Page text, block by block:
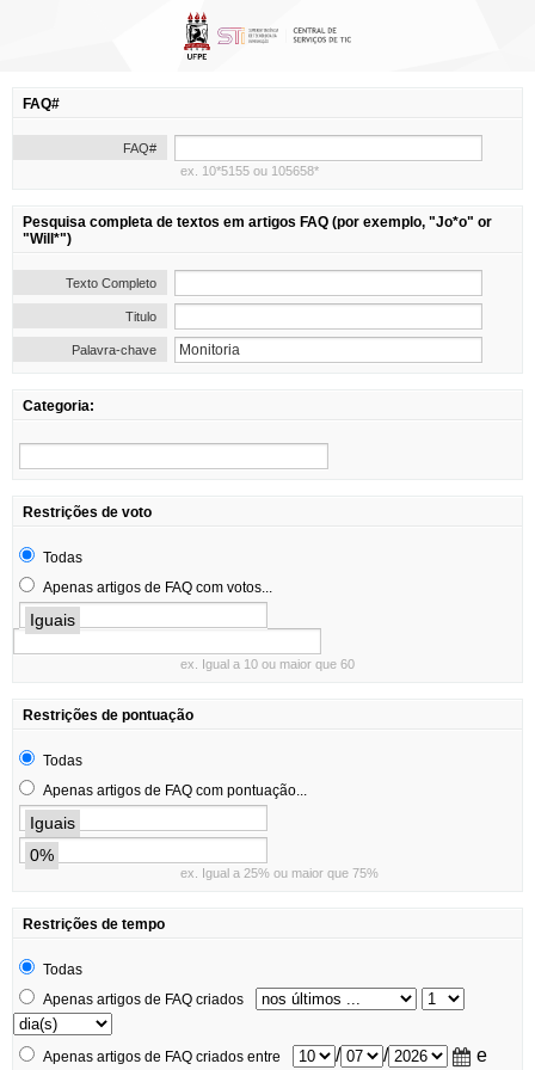
FAQ#
FAQ#
ex. 10*5155 ou 105658*
Pesquisa completa de textos em artigos FAQ (por exemplo, "Jo*o" or
"Will*")
Texto Completo
Titulo
Palavra-chave
Categoria:
Restrições de voto
Todas
Apenas artigos de FAQ com votos...
Iguais
ex. Igual a 10 ou maior que 60
Restrições de pontuação
Todas
Apenas artigos de FAQ com pontuação...
Iguais
0%
ex. Igual a 25% ou maior que 75%
Restrições de tempo
Todas
Apenas artigos de FAQ criados
Apenas artigos de FAQ criados entre / / e